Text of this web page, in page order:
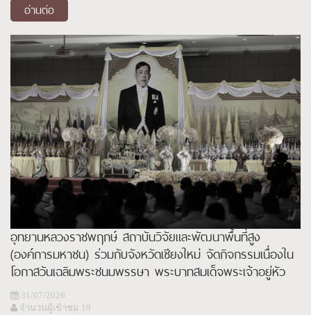
อ่านต่อ
อุทยานหลวงราชพฤกษ์ สถาบันวิจัยและพัฒนาพื้นที่สูง
(องค์การมหาชน) ร่วมกับจังหวัดเชียงใหม่ จัดกิจกรรมเนื่องใน
โอกาสวันเฉลิมพระชนมพรรษา พระบาทสมเด็จพระเจ้าอยู่หัว
28 กรกฎาคม 2569 ณ อาคารนิทรรศการ 2 อุทยานหลวง
ราชพฤกษ์ จังหวัดเชียงใหม่
31/07/2026
จำนวนผู้เข้าชม 19